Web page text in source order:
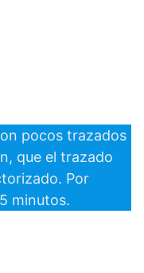
pocos trazados
que el trazado
Por
minutos.